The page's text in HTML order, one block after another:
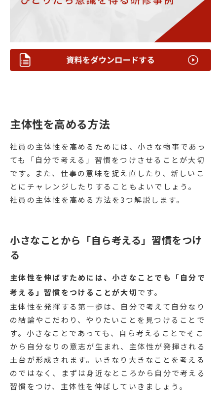
主体性を高める方法
社員の主体性を高めるためには、小さな物事であっ
ても「自分で考える」習慣をつけさせることが大切
です。また、仕事の意味を捉え直したり、新しいこ
とにチャレンジしたりすることもよいでしょう。
社員の主体性を高める方法を3つ解説します。
小さなことから「自ら考える」習慣をつけ
る
主体性を伸ばすためには、小さなことでも「自分で
考える」習慣をつけることが大切です。
主体性を発揮する第一歩は、自分で考えて自分なり
の結論やこだわり、やりたいことを見つけることで
す。小さなことであっても、自ら考えることでそこ
から自分なりの意志が生まれ、主体性が発揮される
土台が形成されます。いきなり大きなことを考える
のではなく、まずは身近なところから自分で考える
習慣をつけ、主体性を伸ばしていきましょう。